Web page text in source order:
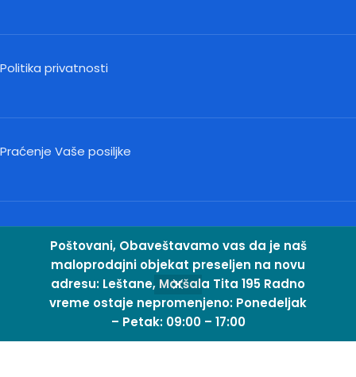
Poštovani, Obaveštavamo vas da je naš
maloprodajni objekat preseljen na novu
adresu: Leštane, Maršala Tita 195 Radno
vreme ostaje nepromenjeno: Ponedeljak
– Petak: 09:00 – 17:00
Politika privatnosti
Praćenje Vaše posiljke